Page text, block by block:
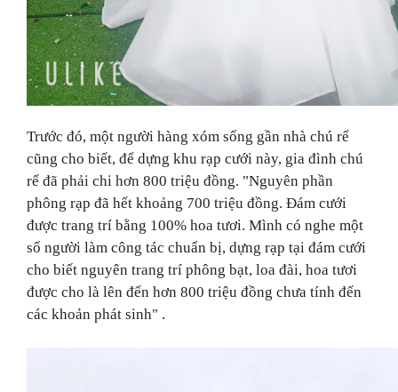
Trước đó, một người hàng xóm sống gần nhà chú rể
cũng cho biết, để dựng khu rạp cưới này, gia đình chú
rể đã phải chi hơn 800 triệu đồng. "Nguyên phần
phông rạp đã hết khoảng 700 triệu đồng. Đám cưới
được trang trí bằng 100% hoa tươi. Mình có nghe một
số người làm công tác chuẩn bị, dựng rạp tại đám cưới
cho biết nguyên trang trí phông bạt, loa đài, hoa tươi
được cho là lên đến hơn 800 triệu đồng chưa tính đến
các khoản phát sinh" .